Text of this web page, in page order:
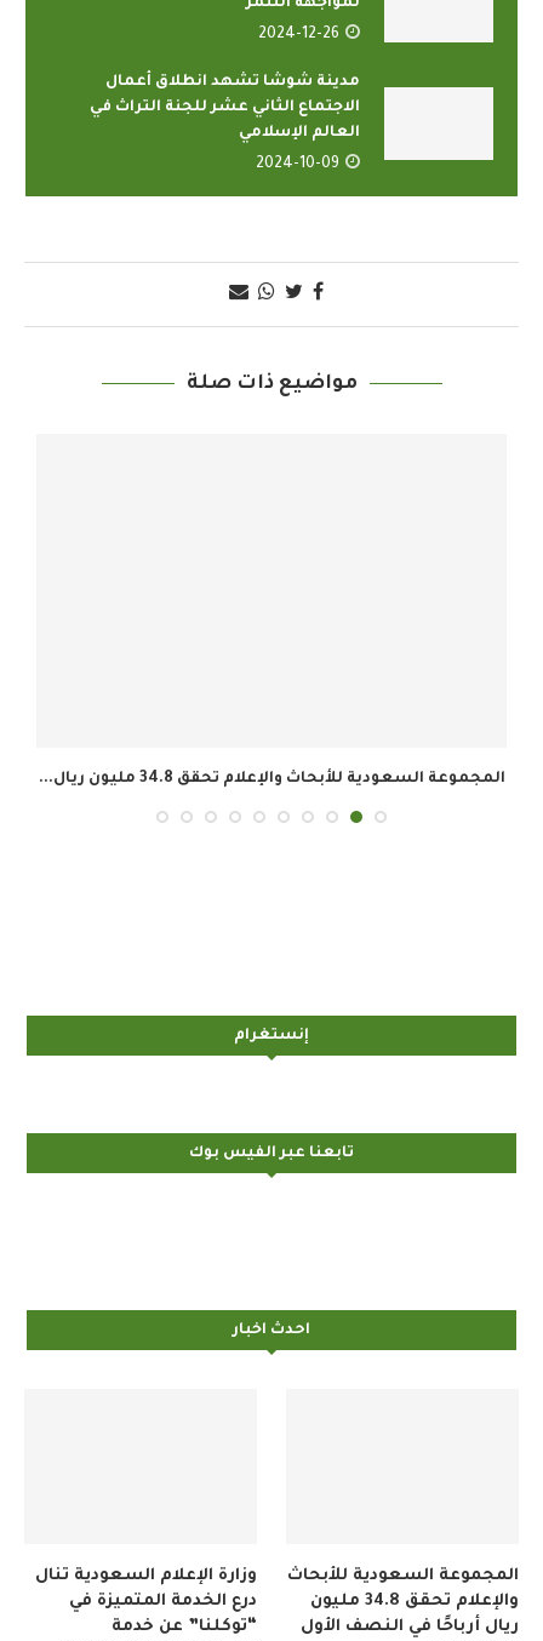
لمواجهة التنمر
2024-12-26
مدينة شوشا تشهد انطلاق أعمال
الاجتماع الثاني عشر للجنة التراث في
العالم الإسلامي
2024-10-09
مواضيع ذات صلة
المجموعة السعودية للأبحاث والإعلام تحقق 34.8 مليون ريال...
إنستغرام
تابعنا عبر الفيس بوك
احدث اخبار
وزارة الإعلام السعودية تنال
درع الخدمة المتميزة في
“توكلنا” عن خدمة
المجموعة السعودية للأبحاث
والإعلام تحقق 34.8 مليون
ريال أرباحًا في النصف الأول